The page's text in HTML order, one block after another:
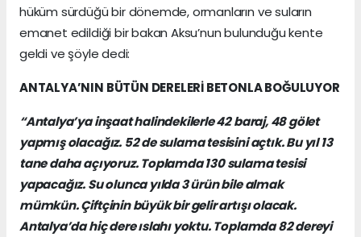
hüküm sürdüğü bir dönemde, ormanların ve suların
emanet edildiği bir bakan Aksu’nun bulunduğu kente
geldi ve şöyle dedi:
ANTALYA’NIN BÜTÜN DERELERİ BETONLA BOĞULUYOR
“Antalya’ya inşaat halindekilerle 42 baraj, 48 gölet
yapmış olacağız. 52 de sulama tesisini açtık. Bu yıl 13
tane daha açıyoruz. Toplamda 130 sulama tesisi
yapacağız. Su olunca yılda 3 ürün bile almak
mümkün. Çiftçinin büyük bir gelir artışı olacak.
Antalya’da hiç dere ıslahı yoktu. Toplamda 82 dereyi